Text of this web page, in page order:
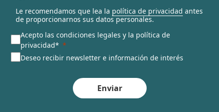
Le recomendamos que lea la política de privacidad antes
de proporcionarnos sus datos personales.
Acepto las condiciones legales y la política de
privacidad*
Deseo recibir newsletter e información de interés
Enviar